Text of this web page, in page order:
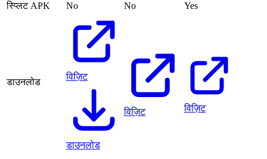
स्प्लिट APK
No No Yes
डाउनलोड
विज़िट
डाउनलोड
विज़िट विज़िट